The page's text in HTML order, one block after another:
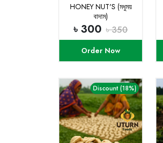
HONEY NUT'S (মধুময়
বাদাম)
৳ 300 ৳ 350
Order Now
Discount (18%)